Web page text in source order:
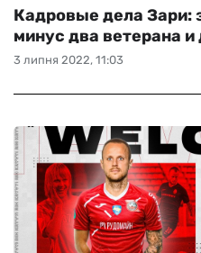
3 липня 2022, 11:03
Кадровые дела Зари:
минус два ветерана и